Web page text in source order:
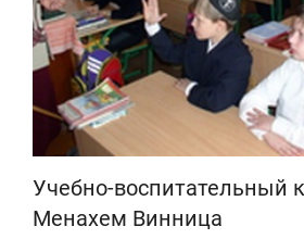
Учебно-воспитательный
Менахем Винница